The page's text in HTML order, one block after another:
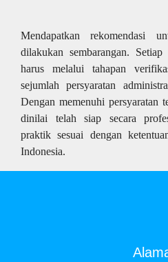
Mendapatkan rekomendasi
dilakukan sembarangan.
harus melalui tahapan
sejumlah persyaratan
Dengan memenuhi persyaratan
dinilai telah siap secara
praktik sesuai dengan
Indonesia.